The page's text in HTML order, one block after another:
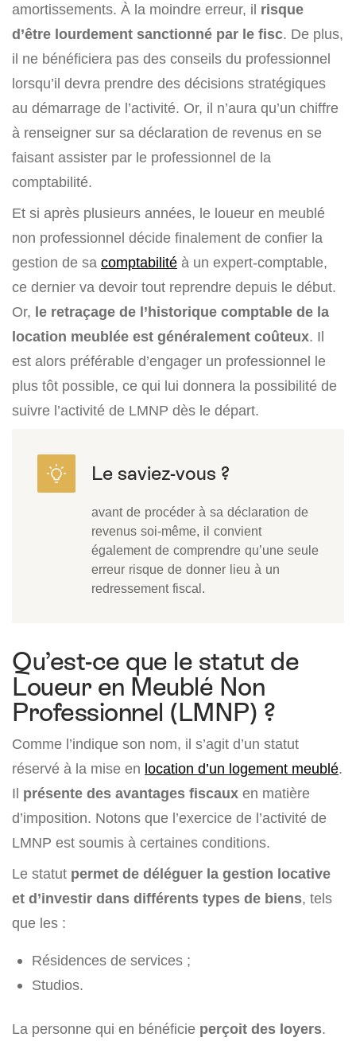
amortissements. À la moindre erreur, il risque
d’être lourdement sanctionné par le fisc. De plus,
il ne bénéficiera pas des conseils du professionnel
lorsqu’il devra prendre des décisions stratégiques
au démarrage de l’activité. Or, il n’aura qu’un chiffre
à renseigner sur sa déclaration de revenus en se
faisant assister par le professionnel de la
comptabilité.
Et si après plusieurs années, le loueur en meublé
non professionnel décide finalement de confier la
gestion de sa comptabilité à un expert-comptable,
ce dernier va devoir tout reprendre depuis le début.
Or, le retraçage de l’historique comptable de la
location meublée est généralement coûteux. Il
est alors préférable d’engager un professionnel le
plus tôt possible, ce qui lui donnera la possibilité de
suivre l’activité de LMNP dès le départ.
avant de procéder à sa déclaration de
revenus soi-même, il convient
également de comprendre qu’une seule
erreur risque de donner lieu à un
redressement fiscal.
Qu’est-ce que le statut de
Loueur en Meublé Non
Professionnel (LMNP) ?
Comme l’indique son nom, il s’agit d’un statut
réservé à la mise en location d’un logement meublé.
Il présente des avantages fiscaux en matière
d’imposition. Notons que l’exercice de l’activité de
LMNP est soumis à certaines conditions.
Le statut permet de déléguer la gestion locative
et d’investir dans différents types de biens, tels
que les :
Résidences de services ;
Studios.
La personne qui en bénéficie perçoit des loyers.